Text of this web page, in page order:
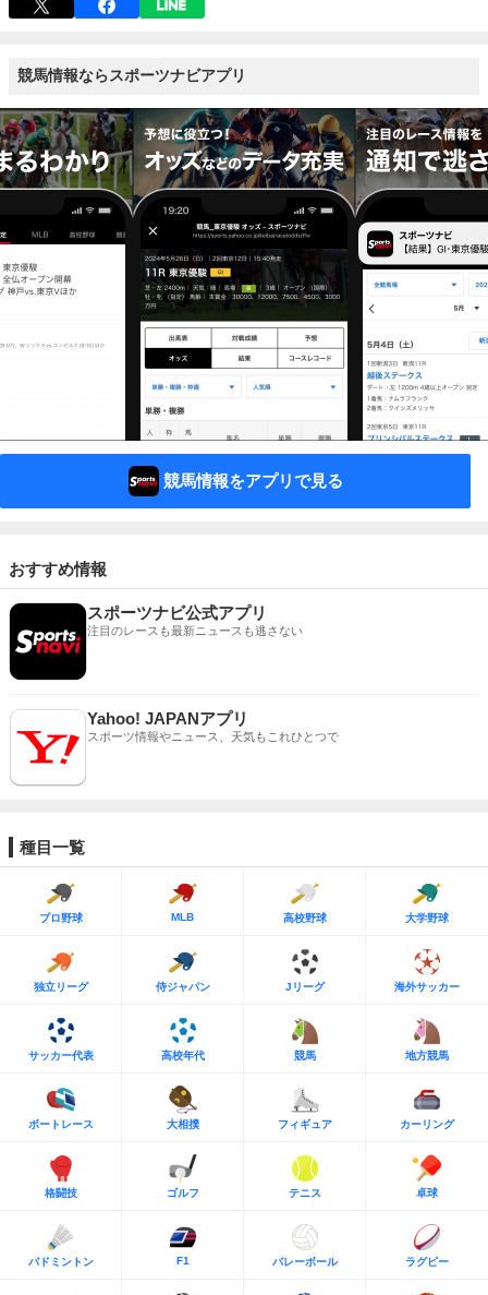
競馬情報ならスポーツナビアプリ
競馬情報をアプリで見る
おすすめ情報
スポーツナビ公式アプリ
注目のレースも最新ニュースも逃さない
Yahoo! JAPANアプリ
スポーツ情報やニュース、天気もこれひとつで
種目一覧
プロ野球 MLB 高校野球 大学野球
独立リーグ 侍ジャパン Jリーグ 海外サッカー
サッカー代表 高校年代 競馬 地方競馬
ボートレース 大相撲 フィギュア カーリング
格闘技 ゴルフ テニス 卓球
バドミントン F1 バレーボール ラグビー